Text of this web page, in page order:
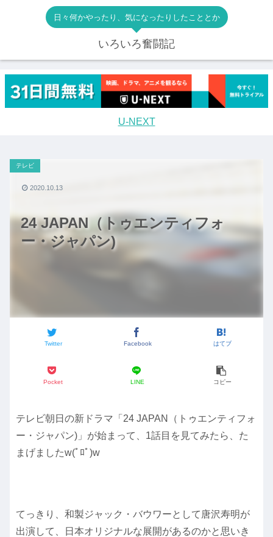
日々何かやったり、気になったりしたこととか
いろいろ奮闘記
U-NEXT
24 JAPAN（トゥエンティフォ
ー・ジャパン)
テレビ
Twitter Facebook はてブ
Pocket LINE コピー
2020.10.13
テレビ朝日の新ドラマ「24 JAPAN（トゥエンティフォ
ー・ジャパン)」が始まって、1話目を見てみたら、た
まげましたw(ﾟﾛﾟ)w
てっきり、和製ジャック・バウワーとして唐沢寿明が
出演して、日本オリジナルな展開があるのかと思いき